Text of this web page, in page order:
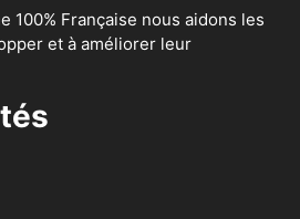
100% Française nous aidons les
et à améliorer leur